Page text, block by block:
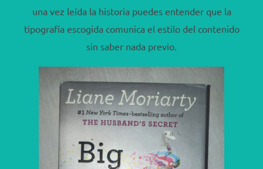
una vez leída la historia puedes entender que la
tipografía escogida comunica el estilo del contenido
sin saber nada previo.